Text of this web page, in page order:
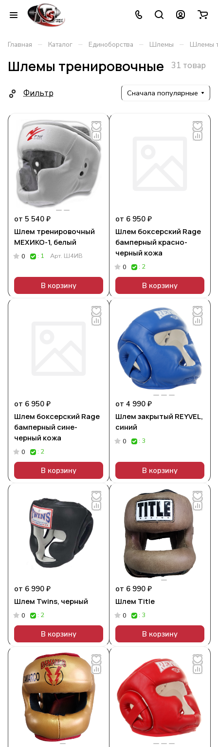
Главная – Каталог – Единоборства – Шлемы – Шлемы
Шлемы тренировочные 31 товар
Фильтр Сначала популярные
от 5 540 ₽
Шлем тренировочный
МЕХИКО-1, белый
0 : 1 Арт. Ш4ИВ
В корзину
от 6 950 ₽
Шлем боксерский Rage
бамперный красно-
черный кожа
0 : 2
В корзину
от 6 950 ₽
Шлем боксерский Rage
бамперный сине-
черный кожа
0 : 2
В корзину
от 4 990 ₽
Шлем закрытый REYVEL,
синий
0 : 3
В корзину
от 6 990 ₽
Шлем Twins, черный
0 : 2
В корзину
от 6 990 ₽
Шлем Title
0 : 3
В корзину